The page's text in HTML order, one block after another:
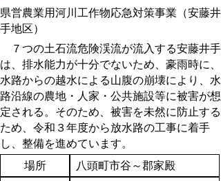
県営農業用河川工作物応急対策事業（安藤井
手地区）
７つの土石流危険渓流が流入する安藤井手
は、排水能力が十分でないため、豪雨時に、
水路からの越水による山腹の崩壊により、水
路沿線の農地・人家・公共施設等に被害が想
定される。そのため、被害を未然に防止する
ため、令和３年度から放水路の工事に着手
し、整備を進めています。
場所
八頭町市谷～郡家殿